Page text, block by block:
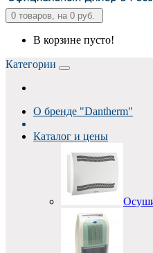
0 товаров, на 0 руб.
В корзине пусто!
Категории
О бренде "Dantherm"
Каталог и цены